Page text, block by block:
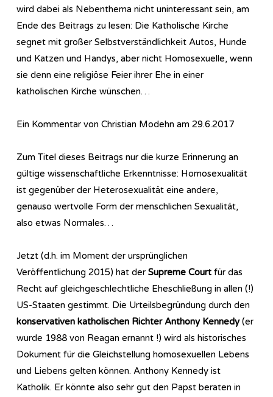
wird dabei als Nebenthema nicht uninteressant sein, am
Ende des Beitrags zu lesen: Die Katholische Kirche
segnet mit großer Selbstverständlichkeit Autos, Hunde
und Katzen und Handys, aber nicht Homosexuelle, wenn
sie denn eine religiöse Feier ihrer Ehe in einer
katholischen Kirche wünschen…
Ein Kommentar von Christian Modehn am 29.6.2017
Zum Titel dieses Beitrags nur die kurze Erinnerung an
gültige wissenschaftliche Erkenntnisse: Homosexualität
ist gegenüber der Heterosexualität eine andere,
genauso wertvolle Form der menschlichen Sexualität,
also etwas Normales…
Jetzt (d.h. im Moment der ursprünglichen
Veröffentlichung 2015) hat der Supreme Court für das
Recht auf gleichgeschlechtliche Eheschließung in allen (!)
US-Staaten gestimmt. Die Urteilsbegründung durch den
konservativen katholischen Richter Anthony Kennedy(er
wurde 1988 von Reagan ernannt !) wird als historisches
Dokument für die Gleichstellung homosexuellen Lebens
und Liebens gelten können. Anthony Kennedy ist
Katholik. Er könnte also sehr gut den Papst beraten in